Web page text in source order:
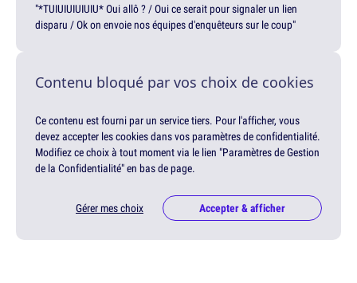
"*TUIUIUIUIUIU* Oui allô ? / Oui ce serait pour signaler un lien
disparu / Ok on envoie nos équipes d'enquêteurs sur le coup"
Contenu bloqué par vos choix de cookies
Ce contenu est fourni par un service tiers. Pour l'afficher, vous
devez accepter les cookies dans vos paramètres de confidentialité.
Modifiez ce choix à tout moment via le lien "Paramètres de Gestion
de la Confidentialité" en bas de page.
Gérer mes choix Accepter & afficher